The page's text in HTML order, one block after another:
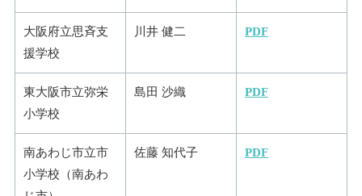
大阪府立思斉支
援学校
川井 健二 PDF
東大阪市立弥栄
小学校
島田 沙織 PDF
南あわじ市立市
小学校（南あわ
佐藤 知代子 PDF